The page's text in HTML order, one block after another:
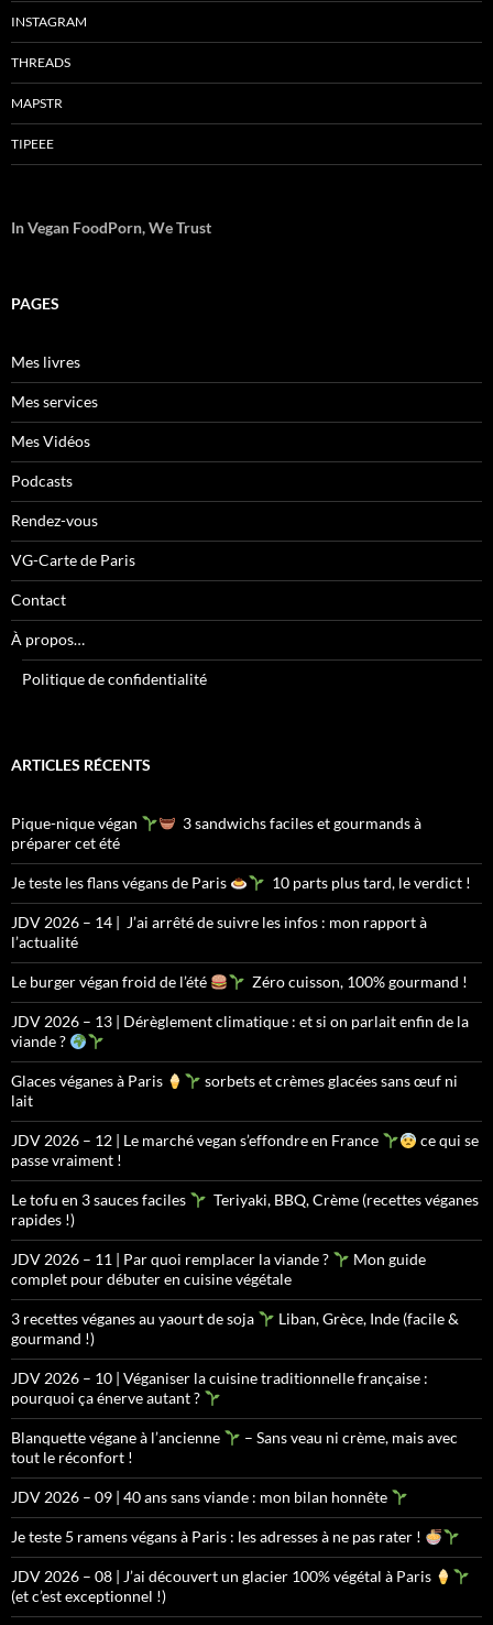
INSTAGRAM
THREADS
MAPSTR
TIPEEE
In Vegan FoodPorn, We Trust
PAGES
Mes livres
Mes services
Mes Vidéos
Podcasts
Rendez-vous
VG-Carte de Paris
Contact
À propos…
Politique de confidentialité
ARTICLES RÉCENTS
Pique-nique végan
3 sandwichs faciles et gourmands à
préparer cet été
Je teste les flans végans de Paris 10 parts plus tard, le verdict !
JDV 2026 – 14 | J’ai arrêté de suivre les infos : mon rapport à
l’actualité
Le burger végan froid de l’été Zéro cuisson, 100% gourmand !
JDV 2026 – 13 | Dérèglement climatique : et si on parlait enfin de la
viande ?
Glaces véganes à Paris
sorbets et crèmes glacées sans œuf ni
lait
JDV 2026 – 12 | Le marché vegan s’effondre en France
ce qui se
passe vraiment !
Le tofu en 3 sauces faciles
Teriyaki, BBQ, Crème (recettes véganes
rapides !)
JDV 2026 – 11 | Par quoi remplacer la viande ?
Mon guide
complet pour débuter en cuisine végétale
3 recettes véganes au yaourt de soja
Liban, Grèce, Inde (facile &
gourmand !)
JDV 2026 – 10 | Véganiser la cuisine traditionnelle française :
pourquoi ça énerve autant ?
Blanquette végane à l’ancienne
– Sans veau ni crème, mais avec
tout le réconfort !
JDV 2026 – 09 | 40 ans sans viande : mon bilan honnête
Je teste 5 ramens végans à Paris : les adresses à ne pas rater !
JDV 2026 – 08 | J’ai découvert un glacier 100% végétal à Paris
(et c’est exceptionnel !)